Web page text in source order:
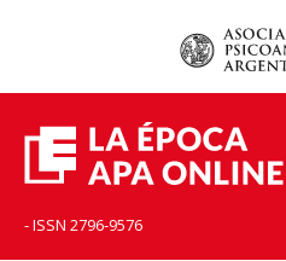
- ISSN 2796-9576